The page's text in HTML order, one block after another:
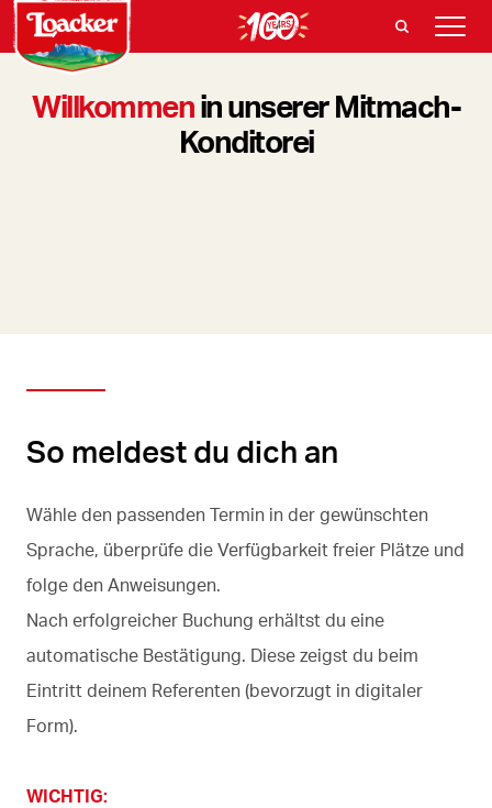
Willkommenin unserer Mitmach-
Konditorei
So meldest du dich an
Wähle den passenden Termin in der gewünschten
Sprache, überprüfe die Verfügbarkeit freier Plätze und
folge den Anweisungen.
Nach erfolgreicher Buchung erhältst du eine
automatische Bestätigung. Diese zeigst du beim
Eintritt deinem Referenten (bevorzugt in digitaler
Form).
WICHTIG: